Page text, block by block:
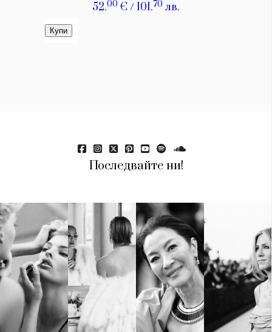
Последвайте ни!